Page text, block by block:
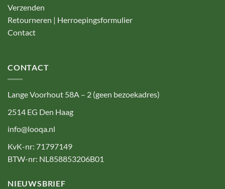
Verzenden
Retourneren | Herroepingsformulier
Contact
CONTACT
Lange Voorhout 58A – 2 (geen bezoekadres)
2514 EG Den Haag
info@looqa.nl
KvK-nr: 71797149
BTW-nr: NL858853206B01
NIEUWSBRIEF